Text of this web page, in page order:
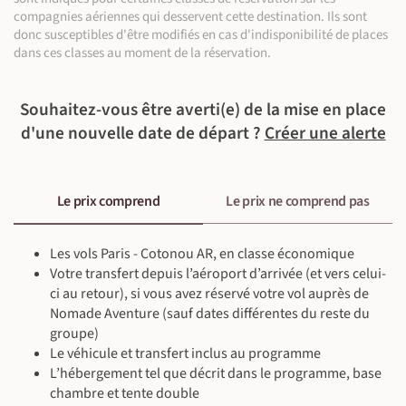
compagnies aériennes qui desservent cette destination. Ils sont
donc susceptibles d'être modifiés en cas d'indisponibilité de places
dans ces classes au moment de la réservation.
Souhaitez-vous être averti(e) de la mise en place
d'une nouvelle date de départ ?Créer une alerte
Le prix comprend Le prix ne comprend pas
Les vols Paris - Cotonou AR, en classe économique
Votre transfert depuis l’aéroport d’arrivée (et vers celui-
ci au retour), si vous avez réservé votre vol auprès de
Nomade Aventure (sauf dates différentes du reste du
groupe)
Le véhicule et transfert inclus au programme
L’hébergement tel que décrit dans le programme, base
chambre et tente double